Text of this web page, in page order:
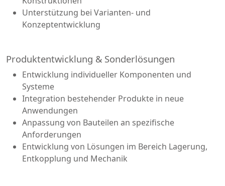
Unterstützung bei Varianten- und
Konzeptentwicklung
Produktentwicklung & Sonderlösungen
Entwicklung individueller Komponenten und
Systeme
Integration bestehender Produkte in neue
Anwendungen
Anpassung von Bauteilen an spezifische
Anforderungen
Entwicklung von Lösungen im Bereich Lagerung,
Entkopplung und Mechanik